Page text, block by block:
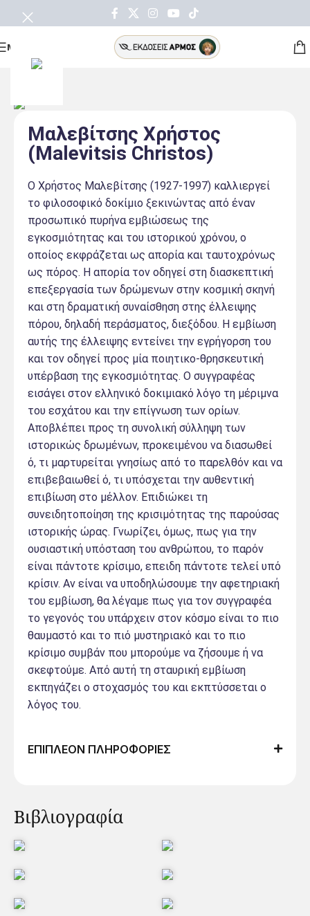
ΜΕΝΟΥ
Μαλεβίτσης Χρήστος
(Malevitsis Christos)
Ο Χρήστος Μαλεβίτσης (1927-1997) καλλιεργεί
το φιλοσοφικό δοκίμιο ξεκινώντας από έναν
προσωπικό πυρήνα εμβιώσεως της
εγκοσμιότητας και του ιστορικού χρόνου, ο
οποίος εκφράζεται ως απορία και ταυτοχρόνως
ως πόρος. Η απορία τον οδηγεί στη διασκεπτική
επεξεργασία των δρώμενων στην κοσμική σκηνή
και στη δραματική συναίσθηση στης έλλειψης
πόρου, δηλαδή περάσματος, διεξόδου. Η εμβίωση
αυτής της έλλειψης εντείνει την εγρήγορση του
και τον οδηγεί προς μία ποιητικο-θρησκευτική
υπέρβαση της εγκοσμιότητας. Ο συγγραφέας
εισάγει στον ελληνικό δοκιμιακό λόγο τη μέριμνα
του εσχάτου και την επίγνωση των ορίων.
Αποβλέπει προς τη συνολική σύλληψη των
ιστορικώς δρωμένων, προκειμένου να διασωθεί
ό, τι μαρτυρείται γνησίως από το παρελθόν και να
επιβεβαιωθεί ό, τι υπόσχεται την αυθεντική
επιβίωση στο μέλλον. Επιδιώκει τη
συνειδητοποίηση της κρισιμότητας της παρούσας
ιστορικής ώρας. Γνωρίζει, όμως, πως για την
ουσιαστική υπόσταση του ανθρώπου, το παρόν
είναι πάντοτε κρίσιμο, επειδη πάντοτε τελεί υπό
κρίσιν. Αν είναι να υποδηλώσουμε την αφετηριακή
του εμβίωση, θα λέγαμε πως για τον συγγραφέα
το γεγονός του υπάρχειν στον κόσμο είναι το πιο
θαυμαστό και το πιό μυστηριακό και το πιο
κρίσιμο συμβάν που μπορούμε να ζήσουμε ή να
σκεφτούμε. Από αυτή τη σταυρική εμβίωση
εκπηγάζει ο στοχασμός του και εκπτύσσεται ο
λόγος του.
ΕΠΙΠΛΕΟΝ ΠΛΗΡΟΦΟΡΙΕΣ
Βιβλιογραφία